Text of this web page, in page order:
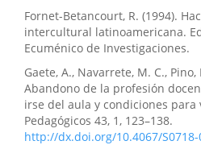
Fornet-Betancourt, R. (1994).
intercultural latinoamericana.
Ecuménico de Investigaciones.
Gaete, A., Navarrete, M. C.,
Abandono de la profesión
irse del aula y condiciones para
Pedagógicos 43, 1, 123–138.
http://dx.doi.org/10.4067/S0718-